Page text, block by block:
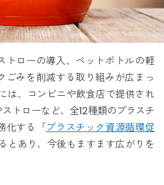
トローの導入、ペットボトルの軽
ごみを削減する取り組みが広まっ
は、コンビニや飲食店で提供され
トローなど、全12種類のプラスチ
化する「プラスチック資源循環促
とあり、今後もますます広がりを